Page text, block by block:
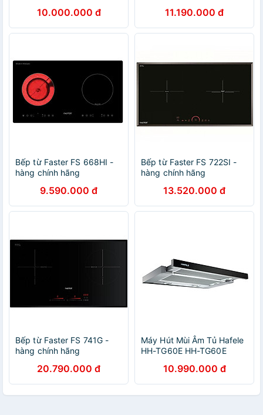
10.000.000 đ 11.190.000 đ
Bếp từ Faster FS 668HI -
hàng chính hãng
9.590.000 đ
Bếp từ Faster FS 722SI -
hàng chính hãng
13.520.000 đ
Bếp từ Faster FS 741G -
hàng chính hãng
20.790.000 đ
Máy Hút Mùi Âm Tủ Hafele
HH-TG60E HH-TG60E
Xứ Châu Âu Kèm Than
Hoạt Tính (Hàng chính
hãng)
10.990.000 đ